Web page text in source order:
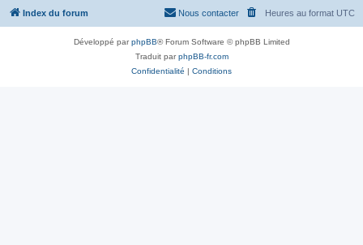
Index du forum Heures au format UTC
Nous contacter
Développé parphpBB® Forum Software © phpBB Limited
Traduit parphpBB-fr.com
Confidentialité | Conditions